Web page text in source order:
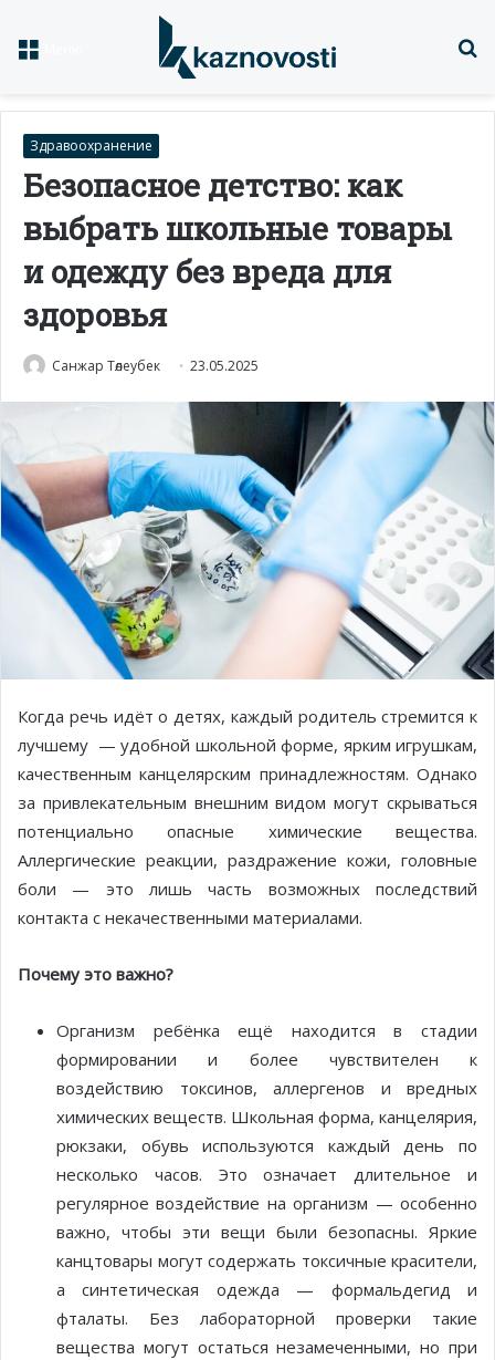
Здравоохранение
Безопасное детство: как
выбрать школьные товары
и одежду без вреда для
здоровья
Санжар Төлеубек 23.05.2025
Когда речь идёт о детях, каждый родитель стремится к
лучшему — удобной школьной форме, ярким игрушкам,
качественным канцелярским принадлежностям. Однако
за привлекательным внешним видом могут скрываться
потенциально опасные химические вещества.
Аллергические реакции, раздражение кожи, головные
боли — это лишь часть возможных последствий
контакта с некачественными материалами.
Почему это важно?
Организм ребёнка ещё находится в стадии
формировании и более чувствителен к
воздействию токсинов, аллергенов и вредных
химических веществ. Школьная форма, канцелярия,
рюкзаки, обувь используются каждый день по
несколько часов. Это означает длительное и
регулярное воздействие на организм — особенно
важно, чтобы эти вещи были безопасны. Яркие
канцтовары могут содержать токсичные красители,
а синтетическая одежда — формальдегид и
фталаты. Без лабораторной проверки такие
вещества могут остаться незамеченными, но при